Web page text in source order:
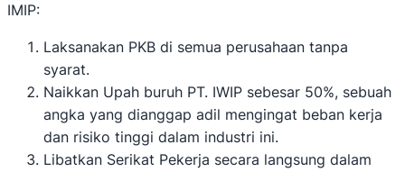
IMIP:
Laksanakan PKB di semua perusahaan tanpa
syarat.
Naikkan Upah buruh PT. IWIP sebesar 50%, sebuah
angka yang dianggap adil mengingat beban kerja
dan risiko tinggi dalam industri ini.
Libatkan Serikat Pekerja secara langsung dalam